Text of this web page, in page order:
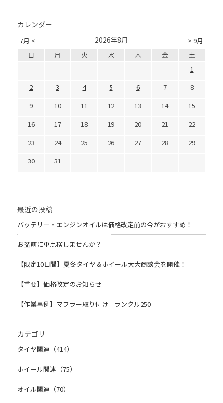
カレンダー
7月 < > 9月
2026年8月
日 月 火 水 木 金
土
1
2
3 4 5 6 7
8
9
10 11 12 13 14
15
16
17 18 19 20 21
22
23
24 25 26 27 28
29
30
31
最近の投稿
バッテリー・エンジンオイルは価格改定前の今がおすすめ！
お盆前に車点検しませんか？
【限定10日間】夏冬タイヤ＆ホイール大大商談会を開催！
【重要】価格改定のお知らせ
【作業事例】マフラー取り付け ランクル250
カテゴリ
タイヤ関連（414）
ホイール関連（75）
オイル関連（70）